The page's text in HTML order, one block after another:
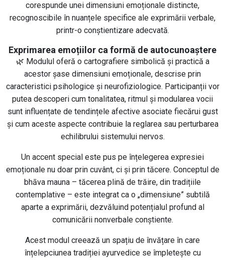
corespunde unei dimensiuni emoționale distincte,
recognoscibile în nuanțele specifice ale exprimării verbale,
printr-o conștientizare adecvată.
Exprimarea emoțiilor ca formă de autocunoaștere
🌿 Modulul oferă o cartografiere simbolică și practică a
acestor șase dimensiuni emoționale, descrise prin
caracteristici psihologice și neurofiziologice. Participanții vor
putea descoperi cum tonalitatea, ritmul și modularea vocii
sunt influențate de tendințele afective asociate fiecărui gust
și cum aceste aspecte contribuie la reglarea sau perturbarea
echilibrului sistemului nervos.
Un accent special este pus pe înțelegerea expresiei
emoționale nu doar prin cuvânt, ci și prin tăcere. Conceptul de
bhāva mauna – tăcerea plină de trăire, din tradițiile
contemplative – este integrat ca o „dimensiune” subtilă
aparte a exprimării, dezvăluind potențialul profund al
comunicării nonverbale conștiente.
Acest modul creează un spațiu de învățare în care
înțelepciunea tradiției ayurvedice se împletește cu